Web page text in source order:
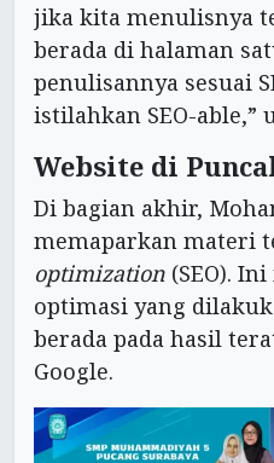
jika kita menulisnya
berada di halaman
penulisannya sesuai
istilahkan SEO-able,”
Website di
Di bagian akhir,
memaparkan materi
optimization (SEO).
optimasi yang
berada pada hasil
Google.